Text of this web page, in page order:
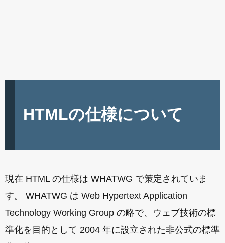
HTMLの仕様について
現在 HTML の仕様は WHATWG で策定されていま
す。 WHATWG は Web Hypertext Application
Technology Working Group の略で、ウェブ技術の標
準化を目的として 2004 年に設立された非公式の標準